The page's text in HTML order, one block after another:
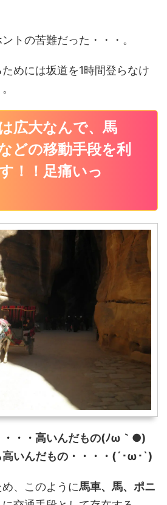
トの苦難だった・・・。
めには坂道を1時間登らなけ
広大なんで、馬
どの移動手段を利
！！足痛いっ
・・・高いんだもの(ﾉω｀●)
いんだもの・・・・(´･ω･`)
、このように馬車、馬、ポニ